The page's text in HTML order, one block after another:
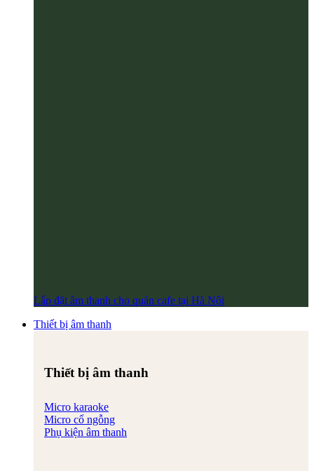
Lắp đặt âm thanh cho quán cafe tại Hà Nội
Thiết bị âm thanh
Thiết bị âm thanh
Micro karaoke
Micro cổ ngỗng
Phụ kiện âm thanh